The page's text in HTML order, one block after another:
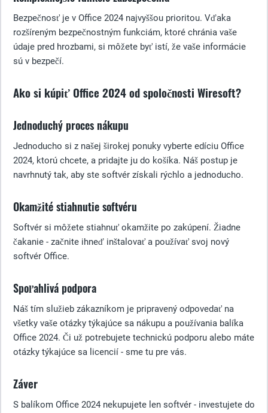
Bezpečnosť je v Office 2024 najvyššou prioritou. Vďaka
rozšíreným bezpečnostným funkciám, ktoré chránia vaše
údaje pred hrozbami, si môžete byť istí, že vaše informácie
sú v bezpečí.
Ako si kúpiť Office 2024 od spoločnosti Wiresoft?
Jednoduchý proces nákupu
Jednoducho si z našej širokej ponuky vyberte edíciu Office
2024, ktorú chcete, a pridajte ju do košíka. Náš postup je
navrhnutý tak, aby ste softvér získali rýchlo a jednoducho.
Okamžité stiahnutie softvéru
Softvér si môžete stiahnuť okamžite po zakúpení. Žiadne
čakanie - začnite ihneď inštalovať a používať svoj nový
softvér Office.
Spoľahlivá podpora
Náš tím služieb zákazníkom je pripravený odpovedať na
všetky vaše otázky týkajúce sa nákupu a používania balíka
Office 2024. Či už potrebujete technickú podporu alebo máte
otázky týkajúce sa licencií - sme tu pre vás.
Záver
S balíkom Office 2024 nekupujete len softvér - investujete do